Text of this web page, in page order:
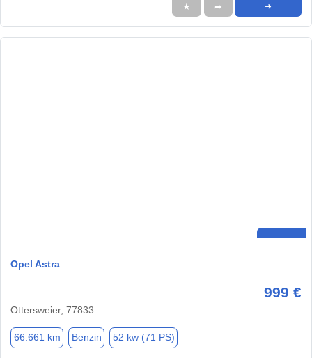
★ ➦ ➜
Opel Astra
999 €
Ottersweier, 77833
66.661 km Benzin 52 kw (71 PS)